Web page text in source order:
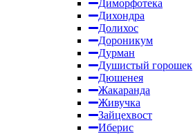
Диморфотека
Дихондра
Долихос
Дороникум
Дурман
Душистый горошек
Дюшенея
Жакаранда
Живучка
Зайцехвост
Иберис